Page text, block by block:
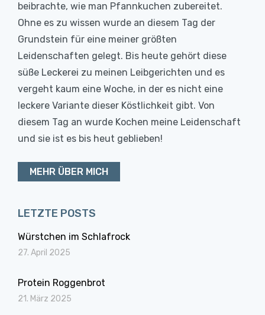
beibrachte, wie man Pfannkuchen zubereitet.
Ohne es zu wissen wurde an diesem Tag der
Grundstein für eine meiner größten
Leidenschaften gelegt. Bis heute gehört diese
süße Leckerei zu meinen Leibgerichten und es
vergeht kaum eine Woche, in der es nicht eine
leckere Variante dieser Köstlichkeit gibt. Von
diesem Tag an wurde Kochen meine Leidenschaft
und sie ist es bis heut geblieben!
MEHR ÜBER MICH
LETZTE POSTS
Würstchen im Schlafrock
27. April 2025
Protein Roggenbrot
21. März 2025